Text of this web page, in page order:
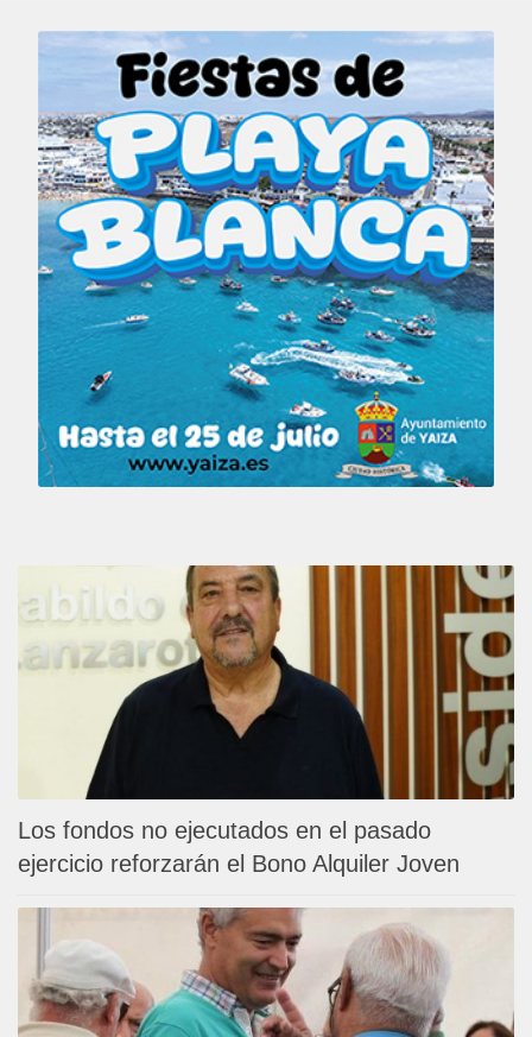
Los fondos no ejecutados en el pasado
ejercicio reforzarán el Bono Alquiler Joven